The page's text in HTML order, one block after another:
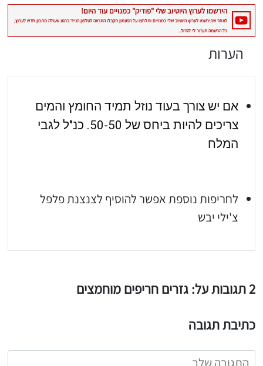
אותי באינסטגרם
הערות
המלח
לחריפות נוספת אפשר להוסיף לצנצנת פלפל
צ'ילי יבש
2 תגובות על: גזרים חריפים מוחמצים
כתיבת תגובה